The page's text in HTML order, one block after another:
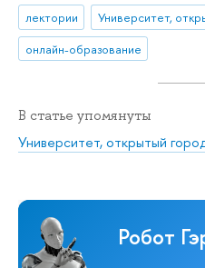
лектории
онлайн-образование
В статье упомянуты
Университет, открытый
Робот